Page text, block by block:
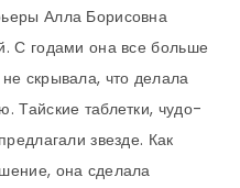
Алла Борисовна
С годами она все больше
скрывала, что делала
Тайские таблетки, чудо-
звезде. Как
она сделала